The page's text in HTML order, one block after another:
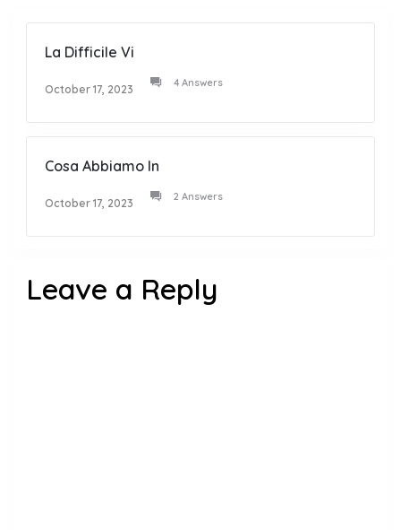
La Difficile Vi
October 17, 2023 4 Answers
Cosa Abbiamo In
October 17, 2023 2 Answers
Leave a Reply